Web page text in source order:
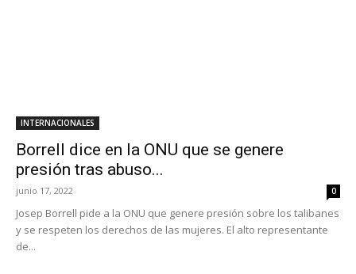
INTERNACIONALES
Borrell dice en la ONU que se genere
presión tras abuso...
junio 17, 2022 0
Josep Borrell pide a la ONU que genere presión sobre los talibanes
y se respeten los derechos de las mujeres. El alto representante
de...